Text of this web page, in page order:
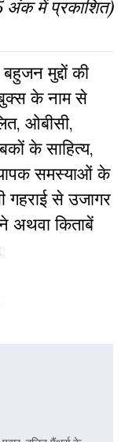
अंक में प्रकाशित)
मुद्दों की
के नाम से
ओबीसी,
के साहित्‍य,
समस्‍याओं के
से उजागर
अथवा किताबें